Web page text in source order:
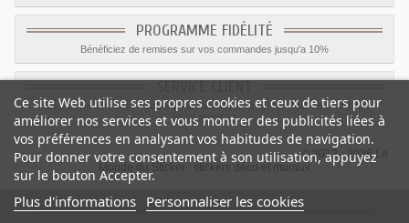
PROGRAMME FIDÉLITÉ
Bénéficiez de remises sur vos commandes jusqu'a 10%
Le service client est a votre disposition du lundi au vendredi de 8h à 17h
09.82.28.47.69.
© 2012 - 2026 Le
Monde du Sticker :
stickers déco et muraux
Ce site Web utilise ses propres cookies et ceux de tiers pour
améliorer nos services et vous montrer des publicités liées à
vos préférences en analysant vos habitudes de navigation.
Pour donner votre consentement à son utilisation, appuyez
sur le bouton Accepter.
Plus d'informations Personnaliser les cookies